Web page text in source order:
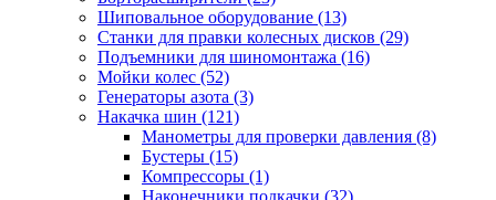
Шиповальное оборудование (13)
Станки для правки колесных дисков (29)
Подъемники для шиномонтажа (16)
Мойки колес (52)
Генераторы азота (3)
Накачка шин (121)
Манометры для проверки давления (8)
Бустеры (15)
Компрессоры (1)
Наконечники подкачки (32)